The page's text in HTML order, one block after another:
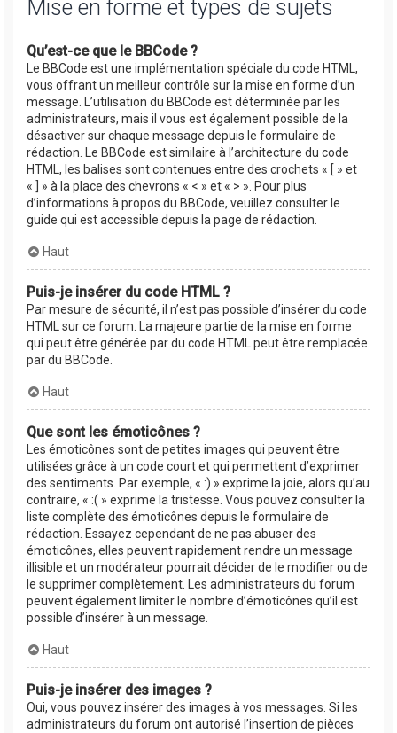
Mise en forme et types de sujets
Qu’est-ce que le BBCode ?
Le BBCode est une implémentation spéciale du code HTML,
vous offrant un meilleur contrôle sur la mise en forme d’un
message. L’utilisation du BBCode est déterminée par les
administrateurs, mais il vous est également possible de la
désactiver sur chaque message depuis le formulaire de
rédaction. Le BBCode est similaire à l’architecture du code
HTML, les balises sont contenues entre des crochets « [ » et
« ] » à la place des chevrons « < » et « > ». Pour plus
d’informations à propos du BBCode, veuillez consulter le
guide qui est accessible depuis la page de rédaction.
Haut
Puis-je insérer du code HTML ?
Par mesure de sécurité, il n’est pas possible d’insérer du code
HTML sur ce forum. La majeure partie de la mise en forme
qui peut être générée par du code HTML peut être remplacée
par du BBCode.
Haut
Que sont les émoticônes ?
Les émoticônes sont de petites images qui peuvent être
utilisées grâce à un code court et qui permettent d’exprimer
des sentiments. Par exemple, « :) » exprime la joie, alors qu’au
contraire, « :( » exprime la tristesse. Vous pouvez consulter la
liste complète des émoticônes depuis le formulaire de
rédaction. Essayez cependant de ne pas abuser des
émoticônes, elles peuvent rapidement rendre un message
illisible et un modérateur pourrait décider de le modifier ou de
le supprimer complètement. Les administrateurs du forum
peuvent également limiter le nombre d’émoticônes qu’il est
possible d’insérer à un message.
Haut
Puis-je insérer des images ?
Oui, vous pouvez insérer des images à vos messages. Si les
administrateurs du forum ont autorisé l’insertion de pièces